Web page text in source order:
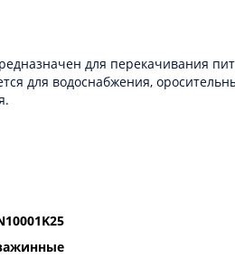
для перекачивания
для водоснабжения,